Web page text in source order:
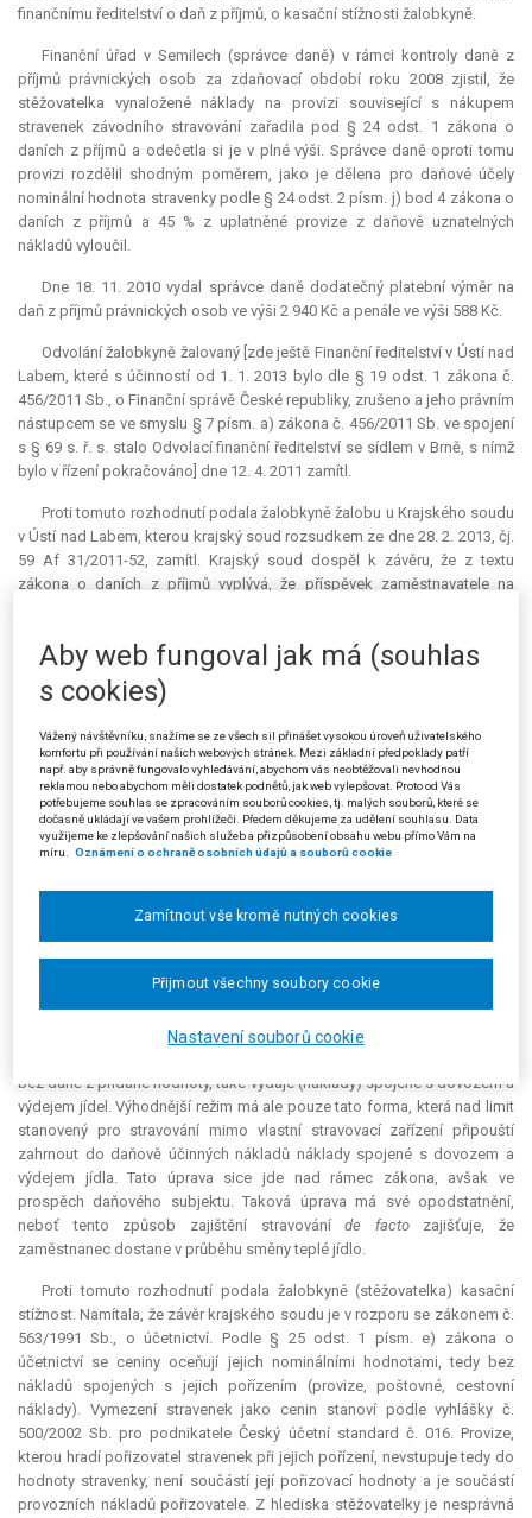
finančnímu ředitelství o daň z příjmů, o kasační stížnosti žalobkyně.
Finanční úřad v Semilech (správce daně) v rámci kontroly daně z
příjmů právnických osob za zdaňovací období roku 2008 zjistil, že
stěžovatelka vynaložené náklady na provizi související s nákupem
stravenek závodního stravování zařadila pod § 24 odst. 1 zákona o
daních z příjmů a odečetla si je v plné výši. Správce daně oproti tomu
provizi rozdělil shodným poměrem, jako je dělena pro daňové účely
nominální hodnota stravenky podle § 24 odst. 2 písm. j) bod 4 zákona o
daních z příjmů a 45 % z uplatněné provize z daňově uznatelných
nákladů vyloučil.
Dne 18. 11. 2010 vydal správce daně dodatečný platební výměr na
daň z příjmů právnických osob ve výši 2 940 Kč a penále ve výši 588 Kč.
Odvolání žalobkyně žalovaný [zde ještě Finanční ředitelství v Ústí nad
Labem, které s účinností od 1. 1. 2013 bylo dle § 19 odst. 1 zákona č.
456/2011 Sb., o Finanční správě České republiky, zrušeno a jeho právním
nástupcem se ve smyslu § 7 písm. a) zákona č. 456/2011 Sb. ve spojení
s § 69 s. ř. s. stalo Odvolací finanční ředitelství se sídlem v Brně, s nímž
bylo v řízení pokračováno] dne 12. 4. 2011 zamítl.
Proti tomuto rozhodnutí podala žalobkyně žalobu u Krajského soudu
v Ústí nad Labem, kterou krajský soud rozsudkem ze dne 28. 2. 2013, čj.
59 Af 31/2011-52, zamítl. Krajský soud dospěl k závěru, že z textu
zákona o daních z příjmů vyplývá, že příspěvek zaměstnavatele na
U všech ostatních forem závodního stravování zákon stanovuje
nákladový limit, který se uplatní i při zajišťování závodního stravování
prostřednictvím stravenek, neboť je to považováno za závodní
stravování zajišťované prostřednictvím jiných subjektů. Co se rozumí
cenou jídla při zajišťování stravování prostřednictvím stravenek, citovaný
zákon neříká. Podle vnitřního pokynu D-300 ministerstva financí k
jednotnému postupu při uplatňování některých ustanovení zákona o
daních z příjmů (dále jen "pokyn D-300") je jí hodnota stravenky včetně
poplatku za zprostředkování jejího prodeje. Tento pokyn není právním
správce daně jednat výhradně v souladu se zákony a jinými obecně
závaznými právními předpisy. Text pokynu D-300 však není v rozporu se
zákonem, pouze upřesňuje, co se rozumí cenou jídla při zajišťování
stravování prostřednictvím stravenek, a vyjadřuje stanovisko, že provize
představuje součást pořizovací ceny stravenky. Výhodnější režim
poskytuje pokyn D-300 v případě dovážení jídel z cizích stravovacích
zařízení do vlastních výdejen, kdy jsou daňovým výdajem kromě
bez daně z přidané hodnoty, také výdaje (náklady) spojené s dovozem a
výdejem jídel. Výhodnější režim má ale pouze tato forma, která nad limit
stanovený pro stravování mimo vlastní stravovací zařízení připouští
zahrnout do daňově účinných nákladů náklady spojené s dovozem a
výdejem jídla. Tato úprava sice jde nad rámec zákona, avšak ve
prospěch daňového subjektu. Taková úprava má své opodstatnění,
neboť tento způsob zajištění stravováníde facto
zajišťuje, že
zaměstnanec dostane v průběhu směny teplé jídlo.
Proti tomuto rozhodnutí podala žalobkyně (stěžovatelka) kasační
stížnost. Namítala, že závěr krajského soudu je v rozporu se zákonem č.
563/1991 Sb., o účetnictví. Podle § 25 odst. 1 písm. e) zákona o
účetnictví se ceniny oceňují jejich nominálními hodnotami, tedy bez
nákladů spojených s jejich pořízením (provize, poštovné, cestovní
náklady). Vymezení stravenek jako cenin stanoví podle vyhlášky č.
500/2002 Sb. pro podnikatele Český účetní standard č. 016. Provize,
kterou hradí pořizovatel stravenek při jejich pořízení, nevstupuje tedy do
hodnoty stravenky, není součástí její pořizovací hodnoty a je součástí
provozních nákladů pořizovatele. Z hlediska stěžovatelky je nesprávná
Aby web fungoval jak má (souhlas
s cookies)
Vážený návštěvníku, snažíme se ze všech sil přinášet vysokou úroveň uživatelského
komfortu při používání našich webových stránek. Mezi základní předpoklady patří
např. aby správně fungovalo vyhledávání, abychom vás neobtěžovali nevhodnou
reklamou nebo abychom měli dostatek podnětů, jak web vylepšovat. Proto od Vás
potřebujeme souhlas se zpracováním souborů cookies, tj. malých souborů, které se
dočasně ukládají ve vašem prohlížeči. Předem děkujeme za udělení souhlasu. Data
využijeme ke zlepšování našich služeb a přizpůsobení obsahu webu přímo Vám na
míru.
Oznámení o ochraně osobních údajů a souborů cookie
Nastavení souborů cookie
Zamítnout vše kromě nutných cookies
Přijmout všechny soubory cookie